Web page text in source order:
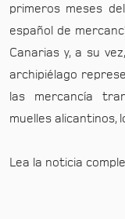
primeros meses
español de
Canarias y, a su
archipiélago
las mercancía
muelles alicantinos,
Lea la noticia